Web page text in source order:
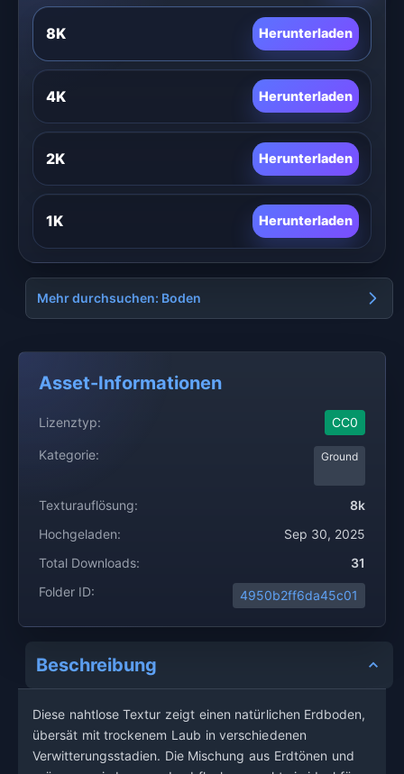
Beschreibung
Diese nahtlose Textur zeigt einen natürlichen Erdboden,
übersät mit trockenem Laub in verschiedenen
Verwitterungsstadien. Die Mischung aus Erdtönen und
Mehr durchsuchen: Boden
8K Herunterladen
4K Herunterladen
2K Herunterladen
1K Herunterladen
Asset-Informationen
Lizenztyp: CC0
Kategorie: Ground
Texturauflösung:
8k
Hochgeladen:
Sep 30, 2025
Total Downloads:
31
Folder ID:
4950b2ff6da45c01